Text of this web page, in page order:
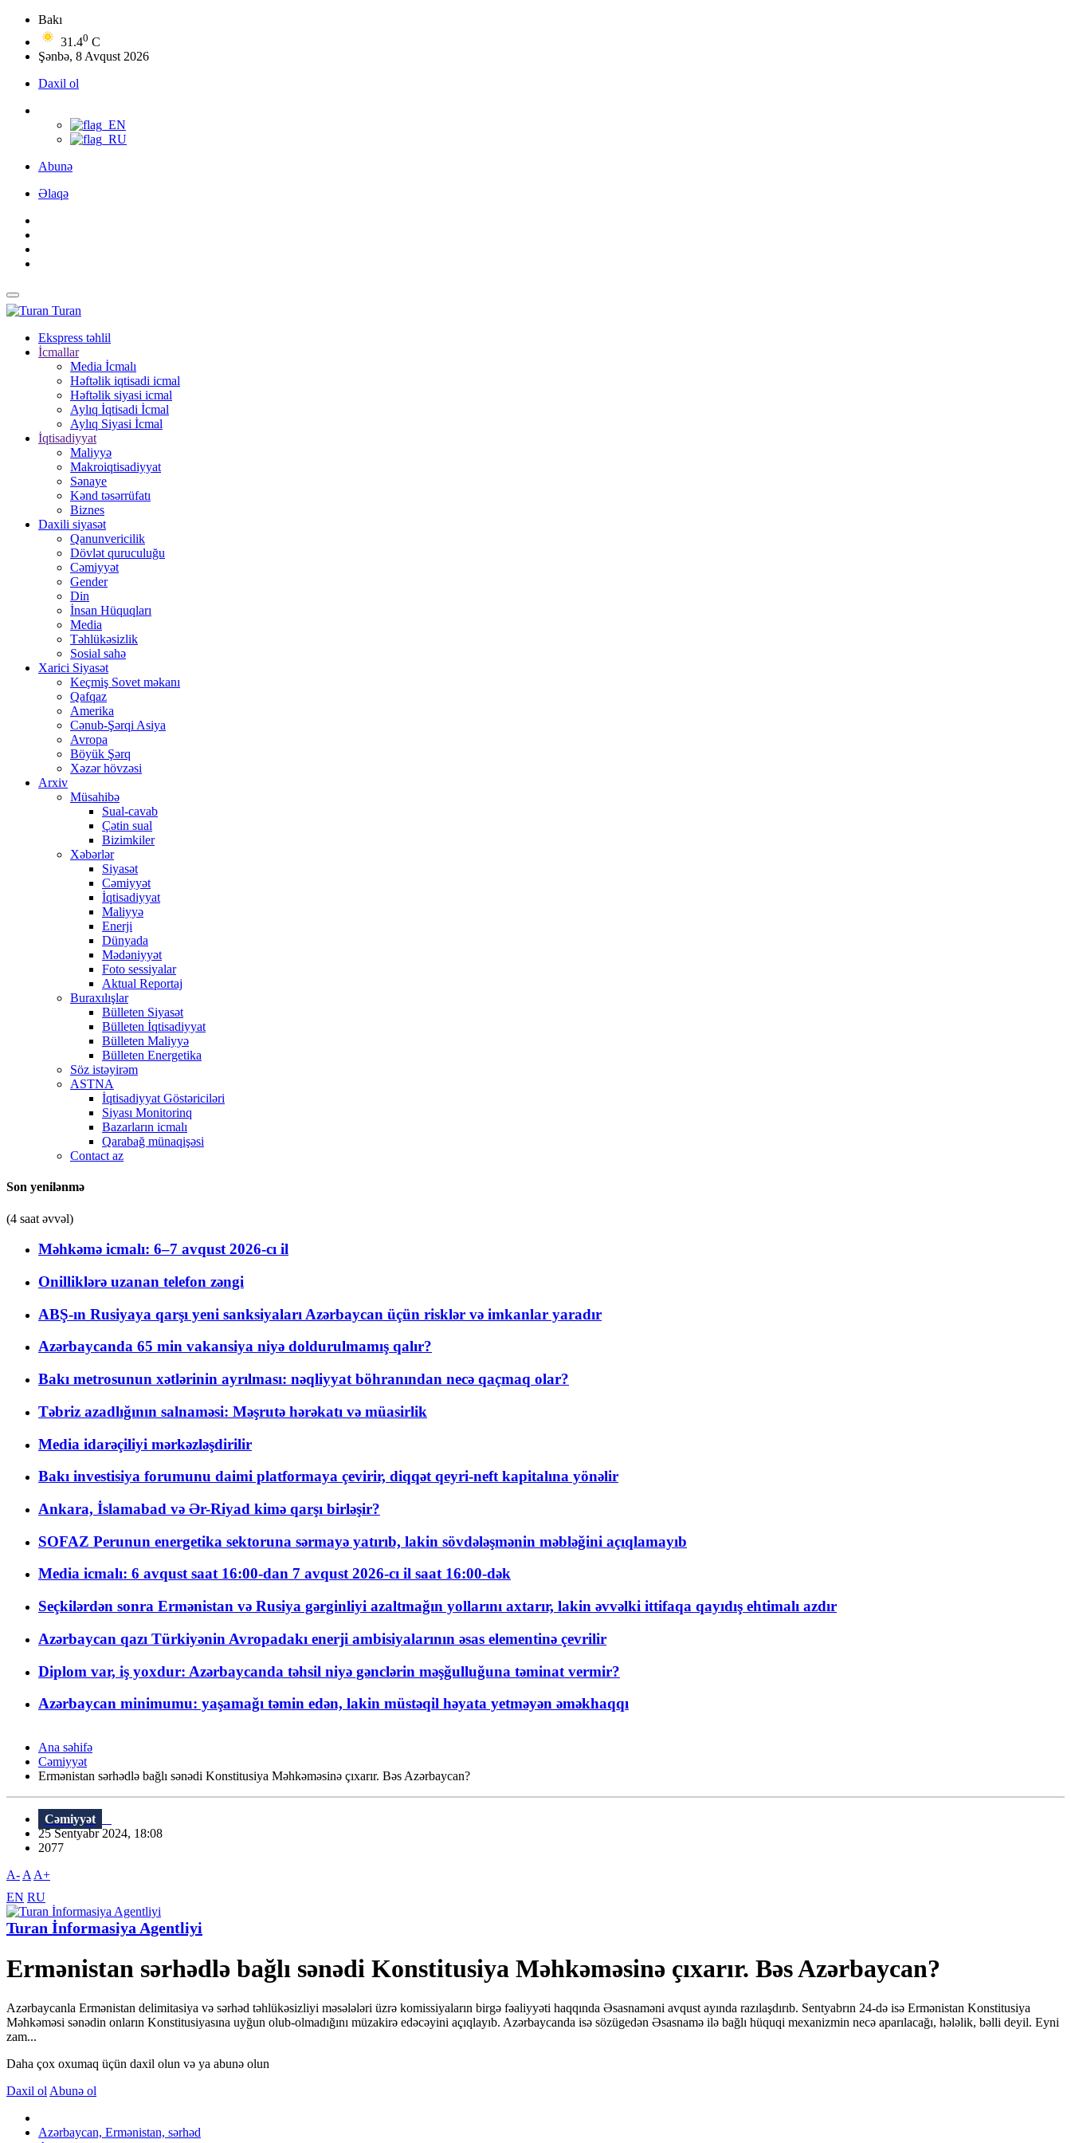
Bakı
31.40 C
Şənbə, 8 Avqust 2026
Daxil ol
Abunə
Əlaqə
Turan
Ekspress təhlil
İcmallar
Media İcmalı
Həftəlik iqtisadi icmal
Həftəlik siyasi icmal
Aylıq İqtisadi İcmal
Aylıq Siyasi İcmal
İqtisadiyyat
Maliyyə
Makroiqtisadiyyat
Sənaye
Kənd təsərrüfatı
Biznes
Daxili siyasət
Qanunvericilik
Dövlət quruculuğu
Cəmiyyət
Gender
Din
İnsan Hüquqları
Media
Təhlükəsizlik
Sosial sahə
Xarici Siyasət
Keçmiş Sovet məkanı
Qafqaz
Amerika
Cənub-Şərqi Asiya
Avropa
Böyük Şərq
Xəzər hövzəsi
Arxiv
Müsahibə
Sual-cavab
Çətin sual
Bizimkiler
Xəbərlər
Siyasət
Cəmiyyət
İqtisadiyyat
Maliyyə
Enerji
Dünyada
Mədəniyyət
Foto sessiyalar
Aktual Reportaj
Buraxılışlar
Bülleten Siyasət
Bülleten İqtisadiyyat
Bülleten Maliyyə
Bülleten Energetika
Söz istəyirəm
ASTNA
İqtisadiyyat Göstəriciləri
Siyası Monitorinq
Bazarların icmalı
Qarabağ münaqişəsi
Contact az
Son yenilənmə
(4 saat əvvəl)
Məhkəmə icmalı: 6–7 avqust 2026-cı il
Onilliklərə uzanan telefon zəngi
ABŞ-ın Rusiyaya qarşı yeni sanksiyaları Azərbaycan üçün risklər və imkanlar yaradır
Azərbaycanda 65 min vakansiya niyə doldurulmamış qalır?
Bakı metrosunun xətlərinin ayrılması: nəqliyyat böhranından necə qaçmaq olar?
Təbriz azadlığının salnaməsi: Məşrutə hərəkatı və müasirlik
Media idarəçiliyi mərkəzləşdirilir
Bakı investisiya forumunu daimi platformaya çevirir, diqqət qeyri-neft kapitalına yönəlir
Ankara, İslamabad və Ər-Riyad kimə qarşı birləşir?
SOFAZ Perunun energetika sektoruna sərmayə yatırıb, lakin sövdələşmənin məbləğini açıqlamayıb
Media icmalı: 6 avqust saat 16:00-dan 7 avqust 2026-cı il saat 16:00-dək
Seçkilərdən sonra Ermənistan və Rusiya gərginliyi azaltmağın yollarını axtarır, lakin əvvəlki ittifaqa qayıdış ehtimalı azdır
Azərbaycan qazı Türkiyənin Avropadakı enerji ambisiyalarının əsas elementinə çevrilir
Diplom var, iş yoxdur: Azərbaycanda təhsil niyə gənclərin məşğulluğuna təminat vermir?
Azərbaycan minimumu: yaşamağı təmin edən, lakin müstəqil həyata yetməyən əməkhaqqı
Ana səhifə
Cəmiyyət
Ermənistan sərhədlə bağlı sənədi Konstitusiya Məhkəməsinə çıxarır. Bəs Azərbaycan?
Cəmiyyət
25 Sentyabr 2024, 18:08
2077
A- A A+
EN RU
Turan İnformasiya Agentliyi
Ermənistan sərhədlə bağlı sənədi Konstitusiya Məhkəməsinə çıxarır. Bəs Azərbaycan?
Azərbaycanla Ermənistan delimitasiya və sərhəd təhlükəsizliyi məsələləri üzrə komissiyaların birgə fəaliyyəti haqqında Əsasnaməni avqust ayında razılaşdırıb. Sentyabrın 24-də isə Ermənistan Konstitusiya
Məhkəməsi sənədin onların Konstitusiyasına uyğun olub-olmadığını müzakirə edəcəyini açıqlayıb. Azərbaycanda isə sözügedən Əsasnamə ilə bağlı hüquqi mexanizmin necə aparılacağı, hələlik, bəlli deyil. Eyni
zam...
Daha çox oxumaq üçün daxil olun və ya abunə olun
Daxil ol Abunə ol
Azərbaycan, Ermənistan, sərhəd